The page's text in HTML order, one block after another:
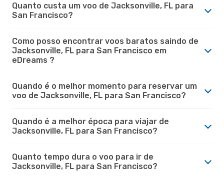
Quanto custa um voo de Jacksonville, FL para
San Francisco?
Como posso encontrar voos baratos saindo de
Jacksonville, FL para San Francisco em
eDreams ?
Quando é o melhor momento para reservar um
voo de Jacksonville, FL para San Francisco?
Quando é a melhor época para viajar de
Jacksonville, FL para San Francisco?
Quanto tempo dura o voo para ir de
Jacksonville, FL para San Francisco?